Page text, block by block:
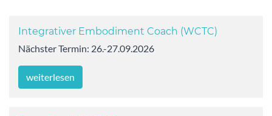
Integrativer Embodiment Coach (WCTC)
Nächster Termin: 26.-27.09.2026
weiterlesen